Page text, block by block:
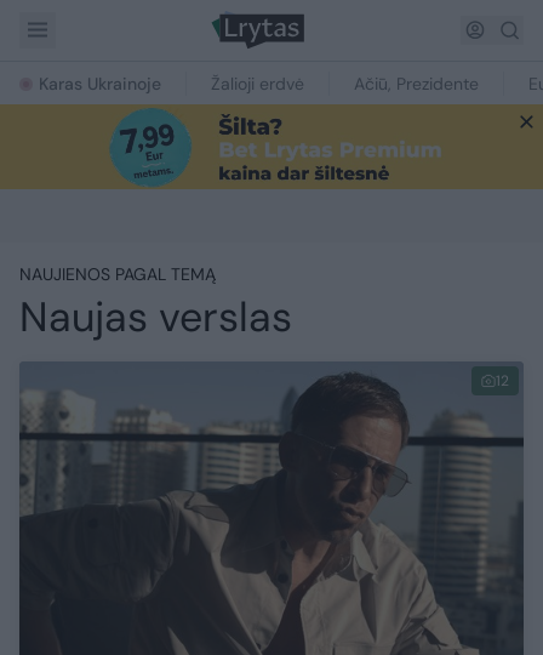
Karas Ukrainoje Žalioji erdvė Ačiū, Prezidente
NAUJIENOS PAGAL TEMĄ
Naujas verslas
12